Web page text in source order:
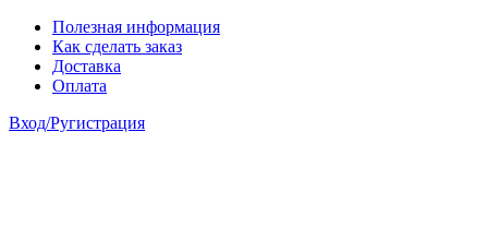
Skip to main content
Полезная информация
Как сделать заказ
Доставка
Оплата
Вход/Ругистрация